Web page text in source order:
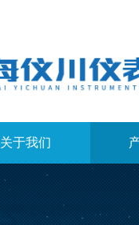
关于我们